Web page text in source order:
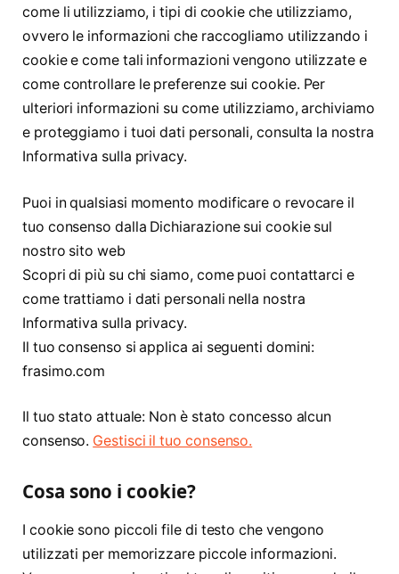
come li utilizziamo, i tipi di cookie che utilizziamo,
ovvero le informazioni che raccogliamo utilizzando i
cookie e come tali informazioni vengono utilizzate e
come controllare le preferenze sui cookie. Per
ulteriori informazioni su come utilizziamo, archiviamo
e proteggiamo i tuoi dati personali, consulta la nostra
Informativa sulla privacy.
Puoi in qualsiasi momento modificare o revocare il
tuo consenso dalla Dichiarazione sui cookie sul
nostro sito web
Scopri di più su chi siamo, come puoi contattarci e
come trattiamo i dati personali nella nostra
Informativa sulla privacy.
Il tuo consenso si applica ai seguenti domini:
frasimo.com
Il tuo stato attuale: Non è stato concesso alcun
consenso. Gestisci il tuo consenso.
Cosa sono i cookie?
I cookie sono piccoli file di testo che vengono
utilizzati per memorizzare piccole informazioni.